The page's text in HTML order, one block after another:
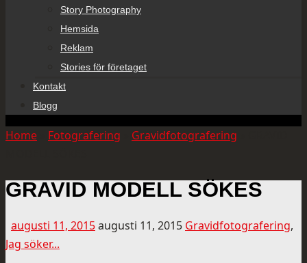
Story Photography
Hemsida
Reklam
Stories för företaget
Kontakt
Blogg
Home Fotografering Gravidfotografering
GRAVID MODELL SÖKES
augusti 11, 2015augusti 11, 2015 Gravidfotografering,
Jag söker...